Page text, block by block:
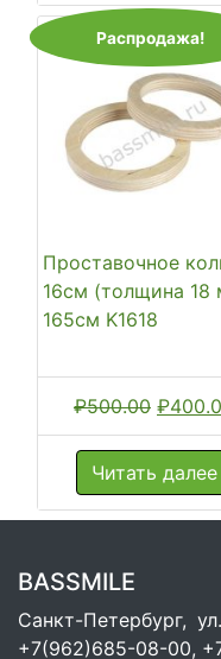
Распродажа!
Проставочное
16см (толщина 18
165см K1618
₽500.00
цена
₽
Читать далее
BASSMILE
Санкт-Петербург,
+7(962)685-08-00,